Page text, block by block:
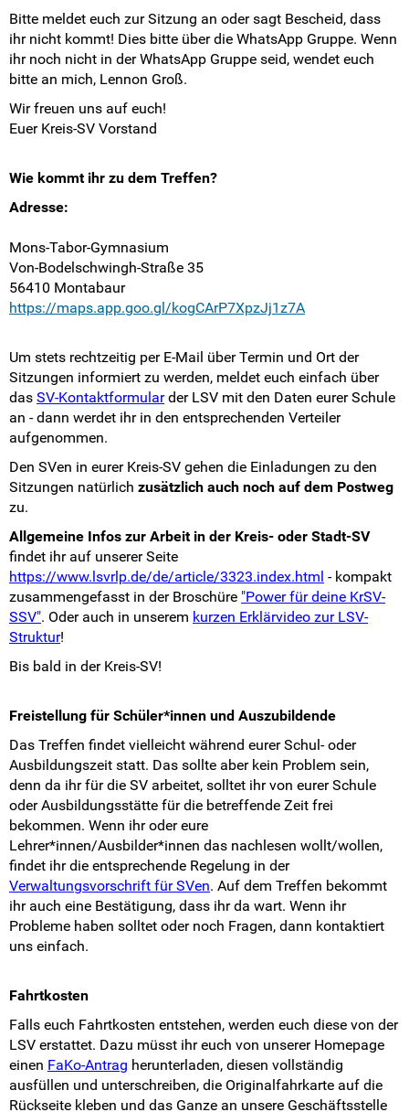
Bitte meldet euch zur Sitzung an oder sagt Bescheid, dass
ihr nicht kommt! Dies bitte über die WhatsApp Gruppe. Wenn
ihr noch nicht in der WhatsApp Gruppe seid, wendet euch
bitte an mich, Lennon Groß.
Wir freuen uns auf euch!
Euer Kreis-SV Vorstand
Wie kommt ihr zu dem Treffen?
Adresse:
Mons-Tabor-Gymnasium
Von-Bodelschwingh-Straße 35
56410 Montabaur
https://maps.app.goo.gl/kogCArP7XpzJj1z7A
Um stets rechtzeitig per E-Mail über Termin und Ort der
Sitzungen informiert zu werden, meldet euch einfach über
das SV-Kontaktformularder LSV mit den Daten eurer Schule
an - dann werdet ihr in den entsprechenden Verteiler
aufgenommen.
Den SVen in eurer Kreis-SV gehen die Einladungen zu den
Sitzungen natürlich zusätzlich auch noch auf dem Postweg
zu.
Allgemeine Infos zur Arbeit in der Kreis- oder Stadt-SV
findet ihr auf unserer Seite
https://www.lsvrlp.de/de/article/3323.index.html - kompakt
zusammengefasst in der Broschüre "Power für deine KrSV-
SSV". Oder auch in unserem kurzen Erklärvideo zur LSV-
Struktur!
Bis bald in der Kreis-SV!
Freistellung für Schüler*innen und Auszubildende
Das Treffen findet vielleicht während eurer Schul- oder
Ausbildungszeit statt. Das sollte aber kein Problem sein,
denn da ihr für die SV arbeitet, solltet ihr von eurer Schule
oder Ausbildungsstätte für die betreffende Zeit frei
bekommen. Wenn ihr oder eure
Lehrer*innen/Ausbilder*innen das nachlesen wollt/wollen,
findet ihr die entsprechende Regelung in der
Verwaltungsvorschrift für SVen. Auf dem Treffen bekommt
ihr auch eine Bestätigung, dass ihr da wart. Wenn ihr
Probleme haben solltet oder noch Fragen, dann kontaktiert
uns einfach.
Fahrtkosten
Falls euch Fahrtkosten entstehen, werden euch diese von der
LSV erstattet. Dazu müsst ihr euch von unserer Homepage
einen FaKo-Antrag herunterladen, diesen vollständig
ausfüllen und unterschreiben, die Originalfahrkarte auf die
Rückseite kleben und das Ganze an unsere Geschäftsstelle